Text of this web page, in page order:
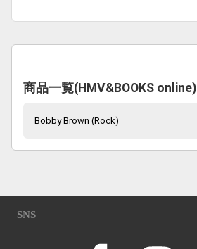
商品一覧(HMV&BOOKS online)
Bobby Brown (Rock)
SNS